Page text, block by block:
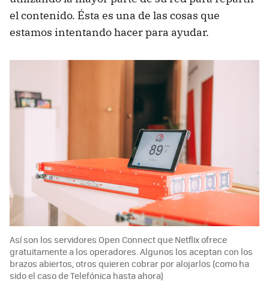
el contenido. Ésta es una de las cosas que
estamos intentando hacer para ayudar.
Así son los servidores Open Connect que Netflix ofrece
gratuitamente a los operadores. Algunos los aceptan con los
brazos abiertos, otros quieren cobrar por alojarlos (como ha
sido el caso de Telefónica hasta ahora)